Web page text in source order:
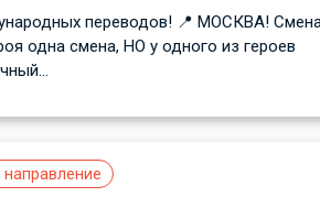
переводов! 📍 МОСКВА!
одна смена, НО у одного из героев
направление